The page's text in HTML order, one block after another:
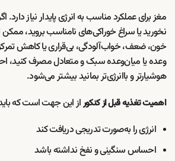
مغز برای عملکرد مناسب به انرژی پایدار نیاز دارد.
نخورید یا سراغ خوراکی‌های نامناسب بروید،
خون، ضعف، خواب‌آلودگی، بی‌قراری یا کاهش
وعده یا میان‌وعده سبک و متعادل مصرف کنید،
هوشیارتر و باانرژی‌تر بمانید بیشتر می‌شود.
اهمیت تغذیه قبل از کنکوراز این جهت است که
انرژی را به‌صورت تدریجی دریافت کند
احساس سنگینی و نفخ نداشته باشد